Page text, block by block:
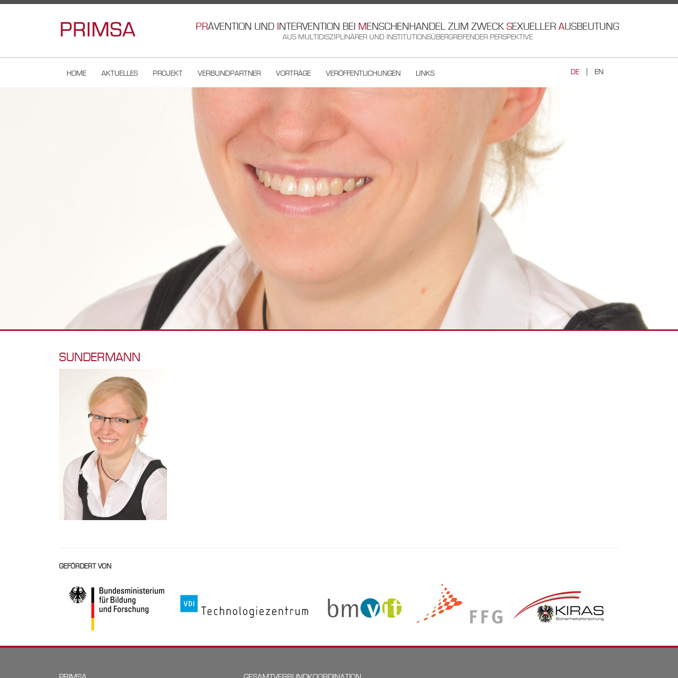
PRÄVENTION UND NTERVENTION BEI M ENSCHENHANDEL ZUM ZWECK SEXUELLER AUSBEUTUNG
AUS MULTIDISZIPLINÄRER UND INSTITUTIONSÜBERGREIFENDER PERSPEKTIVE
HOME AKTUELLES PROJEKT VERBUNDPARTNER VORTRÄGE VERÖFFENTLICHUNGEN LINKS DE EN
SUNDERMANN
GEFÖRDERT VON